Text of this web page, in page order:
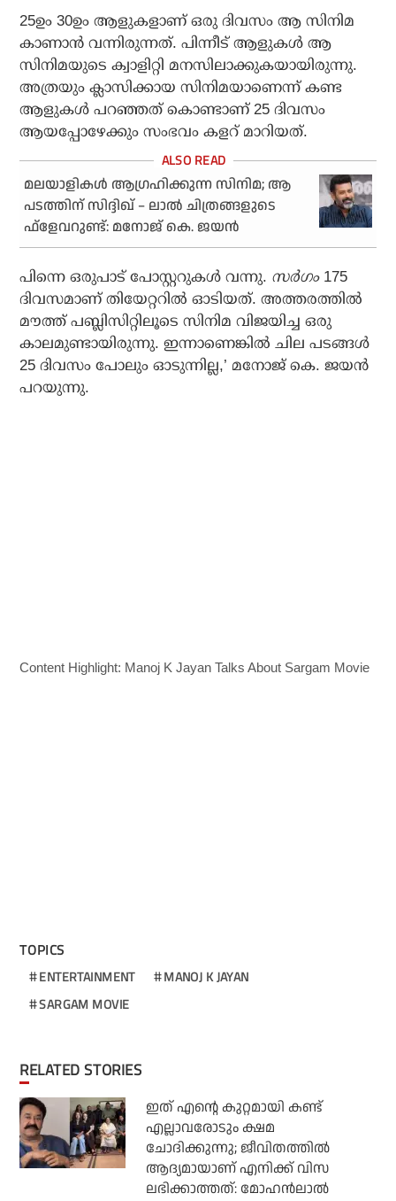
25ഉം 30ഉം ആളുകളാണ് ഒരു ദിവസം ആ സിനിമ
കാണാന്‍ വന്നിരുന്നത്. പിന്നീട് ആളുകള്‍ ആ
സിനിമയുടെ ക്വാളിറ്റി മനസിലാക്കുകയായിരുന്നു.
അത്രയും ക്ലാസിക്കായ സിനിമയാണെന്ന് കണ്ട
ആളുകള്‍ പറഞ്ഞത് കൊണ്ടാണ് 25 ദിവസം
ആയപ്പോഴേക്കും സംഭവം കളറ് മാറിയത്.
മലയാളികള്‍ ആഗ്രഹിക്കുന്ന സിനിമ; ആ
പടത്തിന് സിദ്ദിഖ് – ലാല്‍ ചിത്രങ്ങളുടെ
ഫ്‌ളേവറുണ്ട്: മനോജ് കെ. ജയന്‍
പിന്നെ ഒരുപാട് പോസ്റ്ററുകള്‍ വന്നു. സര്‍ഗം175
ദിവസമാണ് തിയേറ്ററില്‍ ഓടിയത്. അത്തരത്തില്‍
മൗത്ത് പബ്ലിസിറ്റിലൂടെ സിനിമ വിജയിച്ച ഒരു
കാലമുണ്ടായിരുന്നു. ഇന്നാണെങ്കില്‍ ചില പടങ്ങള്‍
25 ദിവസം പോലും ഓടുന്നില്ല,’ മനോജ് കെ. ജയന്‍
പറയുന്നു.
Content Highlight: Manoj K Jayan Talks About Sargam Movie
TOPICS
ENTERTAINMENT
MANOJ K JAYAN
SARGAM MOVIE
RELATED STORIES
ഇത് എന്റെ കുറ്റമായി കണ്ട്
എല്ലാവരോടും ക്ഷമ
ചോദിക്കുന്നു; ജീവിതത്തിൽ
ആദ്യമായാണ് എനിക്ക് വിസ
ലഭിക്കാത്തത്: മോഹൻലാൽ